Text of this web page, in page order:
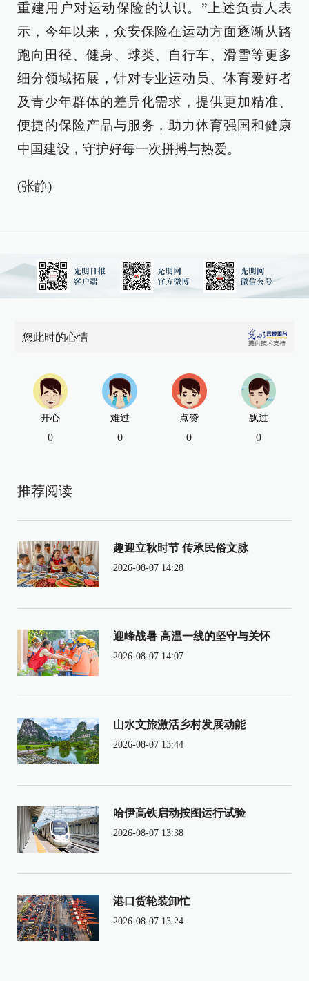
重建用户对运动保险的认识。”上述负责人表
示，今年以来，众安保险在运动方面逐渐从路
跑向田径、健身、球类、自行车、滑雪等更多
细分领域拓展，针对专业运动员、体育爱好者
及青少年群体的差异化需求，提供更加精准、
便捷的保险产品与服务，助力体育强国和健康
中国建设，守护好每一次拼搏与热爱。
(张静)
您此时的心情
开心
0
难过
0
点赞
0
飘过
0
推荐阅读
趣迎立秋时节 传承民俗文脉
2026-08-07 14:28
迎峰战暑 高温一线的坚守与关怀
2026-08-07 14:07
山水文旅激活乡村发展动能
2026-08-07 13:44
哈伊高铁启动按图运行试验
2026-08-07 13:38
港口货轮装卸忙
2026-08-07 13:24